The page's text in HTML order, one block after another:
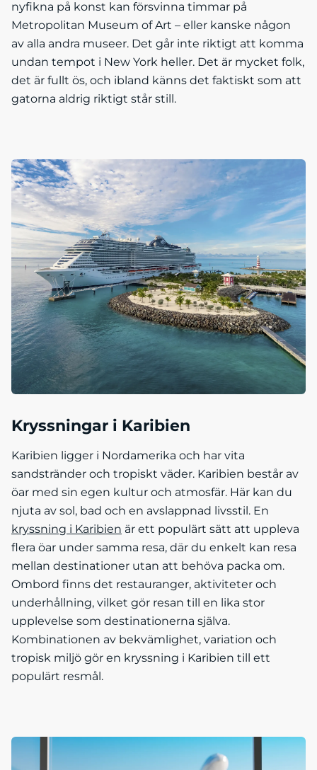
nyfikna på konst kan försvinna timmar på
Metropolitan Museum of Art – eller kanske någon
av alla andra museer. Det går inte riktigt att komma
undan tempot i New York heller. Det är mycket folk,
det är fullt ös, och ibland känns det faktiskt som att
gatorna aldrig riktigt står still.
Kryssningar i Karibien
Karibien ligger i Nordamerika och har vita
sandstränder och tropiskt väder. Karibien består av
öar med sin egen kultur och atmosfär. Här kan du
njuta av sol, bad och en avslappnad livsstil. En
kryssning i Karibien är ett populärt sätt att uppleva
flera öar under samma resa, där du enkelt kan resa
mellan destinationer utan att behöva packa om.
Ombord finns det restauranger, aktiviteter och
underhållning, vilket gör resan till en lika stor
upplevelse som destinationerna själva.
Kombinationen av bekvämlighet, variation och
tropisk miljö gör en kryssning i Karibien till ett
populärt resmål.